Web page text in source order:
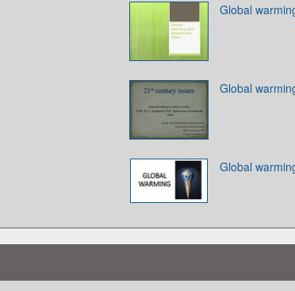
Global
Global
Global